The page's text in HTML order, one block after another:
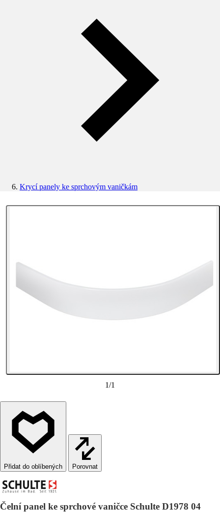
Krycí panely ke sprchovým vaničkám
1/1
Porovnat
Čelní panel ke sprchové vaničce Schulte D1978 04